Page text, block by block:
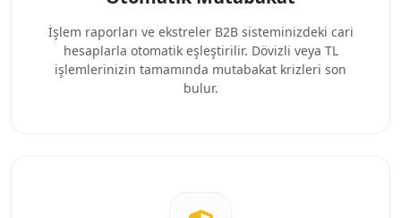
İşlem raporları ve ekstreler B2B sisteminizdeki cari
hesaplarla otomatik eşleştirilir. Dövizli veya TL
işlemlerinizin tamamında mutabakat krizleri son
bulur.